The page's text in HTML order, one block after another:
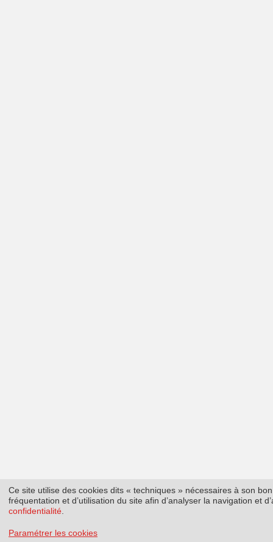
Ce site utilise des cookies dits « techniques » nécessaires à son
fréquentation et d’utilisation du site afin d’analyser la navigation et
confidentialité
Paramétrer les cookies